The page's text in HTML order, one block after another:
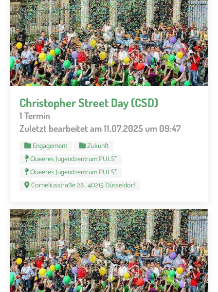
Christopher Street Day (CSD)
1 Termin
Zuletzt bearbeitet am 11.07.2025 um 09:47
Engagement
Zukunft
Queeres Jugendzentrum PULS*
Queeres Jugendzentrum PULS*
Corneliusstraße 28 , 40215 Düsseldorf